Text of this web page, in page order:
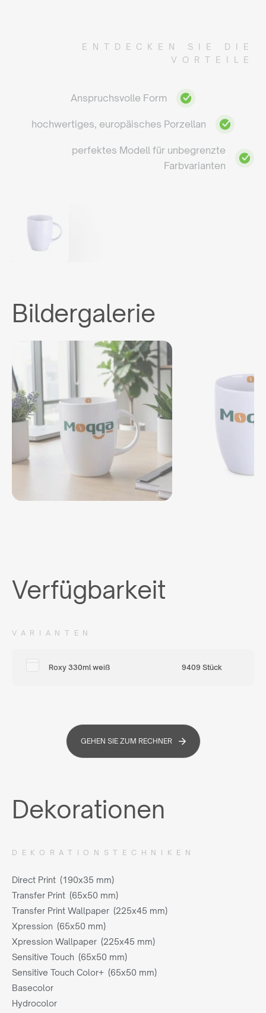
ENTDECKEN SIE DIE
VORTEILE
Anspruchsvolle Form
hochwertiges, europäisches Porzellan
perfektes Modell für unbegrenzte
Farbvarianten
Bildergalerie
Verfügbarkeit
VARIANTEN
Roxy 330ml weiß 9409 Stück
GEHEN SIE ZUM RECHNER
Dekorationen
DEKORATIONSTECHNIKEN
Direct Print (190x35 mm)
Transfer Print (65x50 mm)
Transfer Print Wallpaper (225x45 mm)
Xpression (65x50 mm)
Xpression Wallpaper (225x45 mm)
Sensitive Touch (65x50 mm)
Sensitive Touch Color+ (65x50 mm)
Basecolor
Hydrocolor